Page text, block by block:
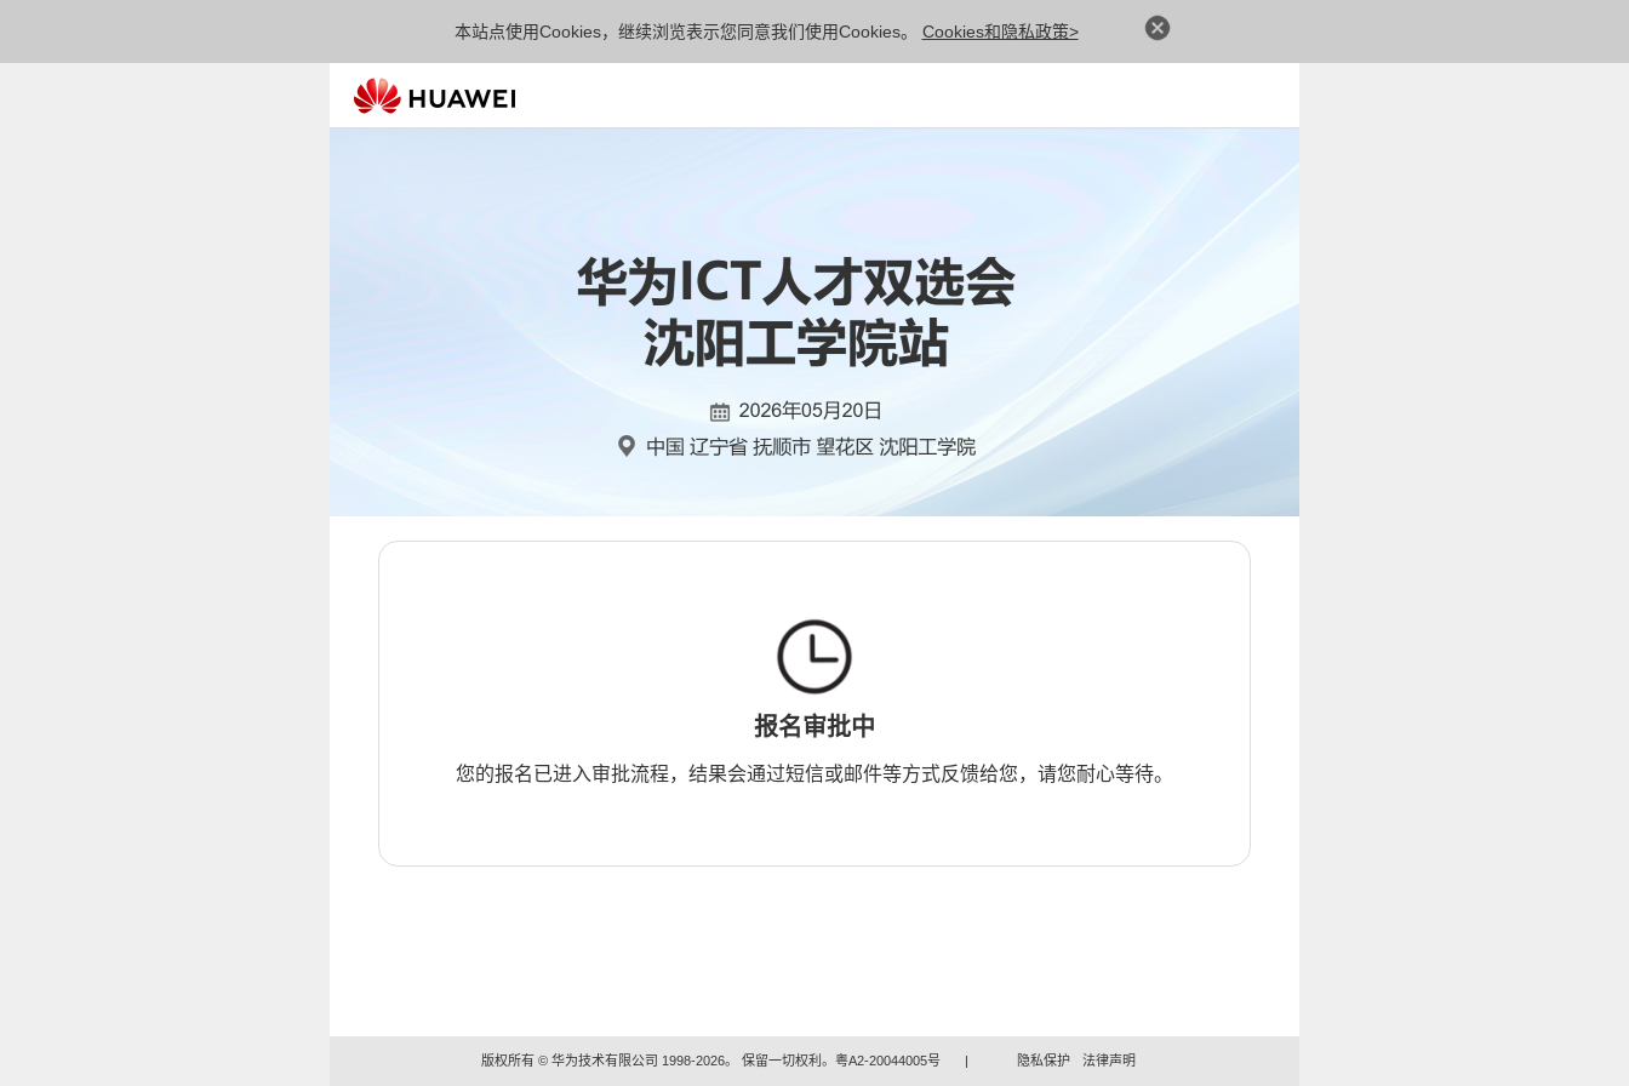
本站点使用Cookies，继续浏览表示您同意我们使用Cookies。 Cookies和隐私政策>
报名审批中
您的报名已进入审批流程，结果会通过短信或邮件等方式反馈给您，请您耐心等待。
版权所有 © 华为技术有限公司 1998-2026。 保留一切权利。粤A2-20044005号 | 隐私保护 法律声明